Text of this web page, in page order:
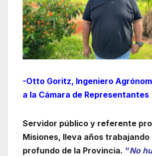
-Otto Goritz, Ingeniero
a la Cámara de Representantes
Servidor público y referente
Misiones, lleva años
profundo de la Provincia. “No